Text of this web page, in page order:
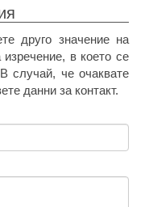
друго значение на
в което се
случай, че очаквате
данни за контакт.